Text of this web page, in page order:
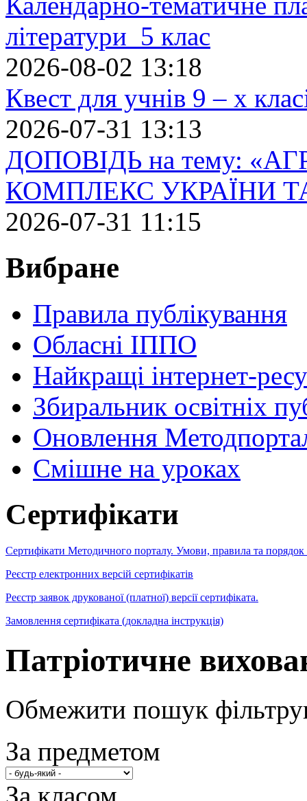
літератури 5 клас
2026-08-02 13:18
Квест для учнів 9 – х
2026-07-31 13:13
ДОПОВІДЬ на тему:
КОМПЛЕКС УКРАЇНИ
2026-07-31 11:15
Вибране
Правила публікування
Обласні ІППО
Найкращі інтернет-
Збиральник освітніх
Оновлення
Cмішне на уроках
Сертифікати
Сертифікати Методичного порталу. Умови, правила та порядок
Реєстр електронних версій сертифікатів
Реєстр заявок друкованої (платної) версії сертифіката.
Замовлення сертифіката (докладна інструкція)
Патріотичне
Обмежити пошук
За предметом
За класом